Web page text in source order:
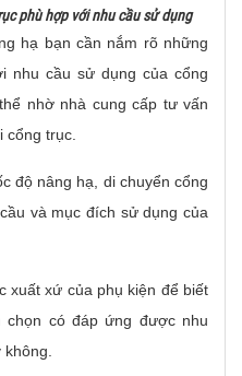
phù hợp với nhu cầu sử dụng
hạ bạn cần nắm rõ những
nhu cầu sử dụng của cổng
nhờ nhà cung cấp tư vấn
cổng trục.
độ nâng hạ, di chuyển cổng
và mục đích sử dụng của
xuất xứ của phụ kiện để biết
có đáp ứng được nhu
không.